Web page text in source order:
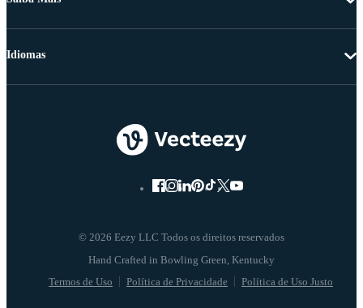
© 2026 Eezy LLC Todos os direitos reservados
Termos de Uso Política de Privacidade Política de Uso Justo
Idiomas